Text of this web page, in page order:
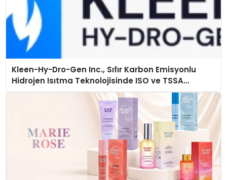
Kleen-Hy-Dro-Gen Inc., Sıfır Karbon Emisyonlu
Hidrojen Isıtma Teknolojisinde ISO ve TSSA
Düzenleyici Onaylarını Aldı